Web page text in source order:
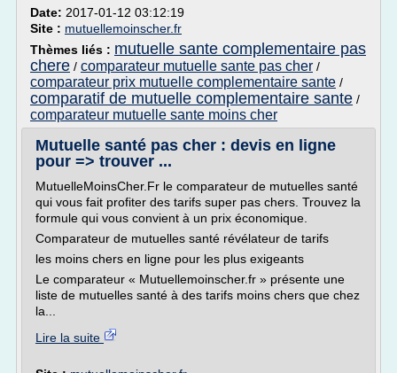
Date: 2017-01-12 03:12:19
Site : mutuellemoinscher.fr
Thèmes liés : mutuelle sante complementaire pas
chere / comparateur mutuelle sante pas cher /
comparateur prix mutuelle complementaire sante /
comparatif de mutuelle complementaire sante /
comparateur mutuelle sante moins cher
Mutuelle santé pas cher : devis en ligne
pour => trouver ...
MutuelleMoinsCher.Fr le comparateur de mutuelles santé
qui vous fait profiter des tarifs super pas chers. Trouvez la
formule qui vous convient à un prix économique.
Comparateur de mutuelles santé révélateur de tarifs
les moins chers en ligne pour les plus exigeants
Le comparateur « Mutuellemoinscher.fr » présente une
liste de mutuelles santé à des tarifs moins chers que chez
la...
Lire la suite